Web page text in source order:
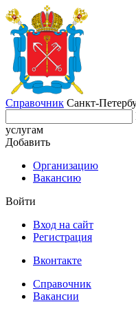
Справочник Санкт-
услугам
Добавить
Организацию
Вакансию
Войти
Вход на сайт
Регистрация
Вконтакте
Справочник
Вакансии